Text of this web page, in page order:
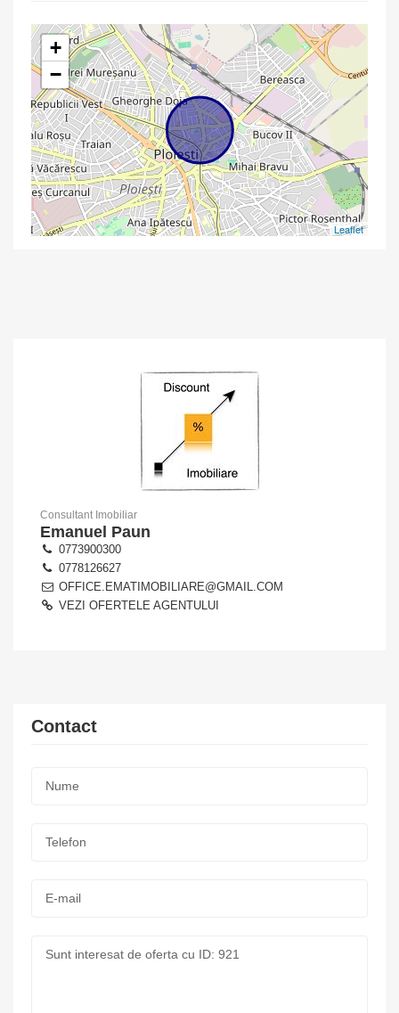
+
−
Leaflet
Consultant Imobiliar
Emanuel Paun
0773900300
0778126627
OFFICE.EMATIMOBILIARE@GMAIL.COM
VEZI OFERTELE AGENTULUI
Contact
mail: